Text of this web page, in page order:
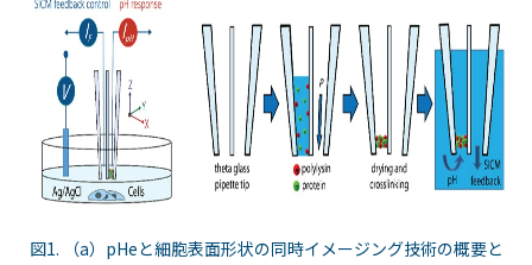
図1. （a）pHeと細胞表面形状の同時イメージング技術の概要と